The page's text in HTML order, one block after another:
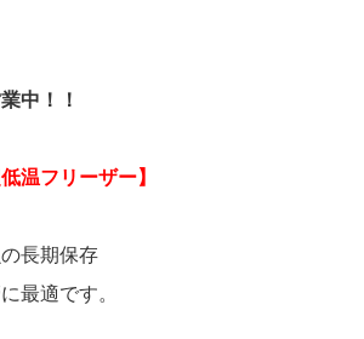
中！！
温フリーザー】
長期保存
最適です。